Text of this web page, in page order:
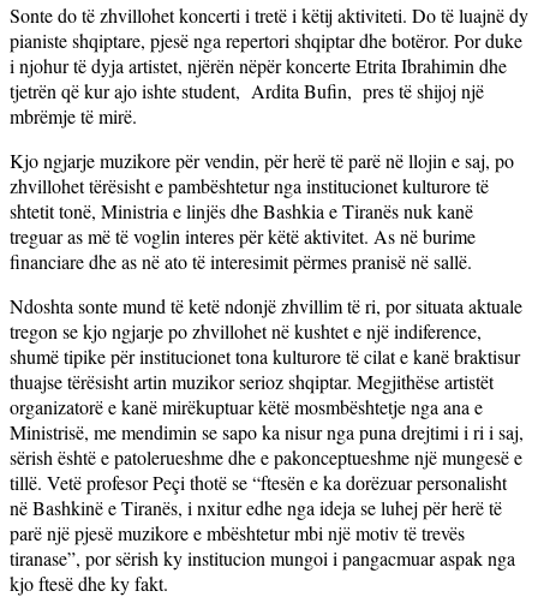
Sonte do të zhvillohet koncerti i tretë i këtij aktiviteti. Do të luajnë dy
pianiste shqiptare, pjesë nga repertori shqiptar dhe botëror. Por duke
i njohur të dyja artistet, njërën nëpër koncerte Etrita Ibrahimin dhe
tjetrën që kur ajo ishte student, Ardita Bufin, pres të shijoj një
mbrëmje të mirë.
Kjo ngjarje muzikore për vendin, për herë të parë në llojin e saj, po
zhvillohet tërësisht e pambështetur nga institucionet kulturore të
shtetit tonë, Ministria e linjës dhe Bashkia e Tiranës nuk kanë
treguar as më të voglin interes për këtë aktivitet. As në burime
financiare dhe as në ato të interesimit përmes pranisë në sallë.
Ndoshta sonte mund të ketë ndonjë zhvillim të ri, por situata aktuale
tregon se kjo ngjarje po zhvillohet në kushtet e një indiference,
shumë tipike për institucionet tona kulturore të cilat e kanë braktisur
thuajse tërësisht artin muzikor serioz shqiptar. Megjithëse artistët
organizatorë e kanë mirëkuptuar këtë mosmbështetje nga ana e
Ministrisë, me mendimin se sapo ka nisur nga puna drejtimi i ri i saj,
sërish është e patolerueshme dhe e pakonceptueshme një mungesë e
tillë. Vetë profesor Peçi thotë se “ftesën e ka dorëzuar personalisht
në Bashkinë e Tiranës, i nxitur edhe nga ideja se luhej për herë të
parë një pjesë muzikore e mbështetur mbi një motiv të trevës
tiranase”, por sërish ky institucion mungoi i pangacmuar aspak nga
kjo ftesë dhe ky fakt.